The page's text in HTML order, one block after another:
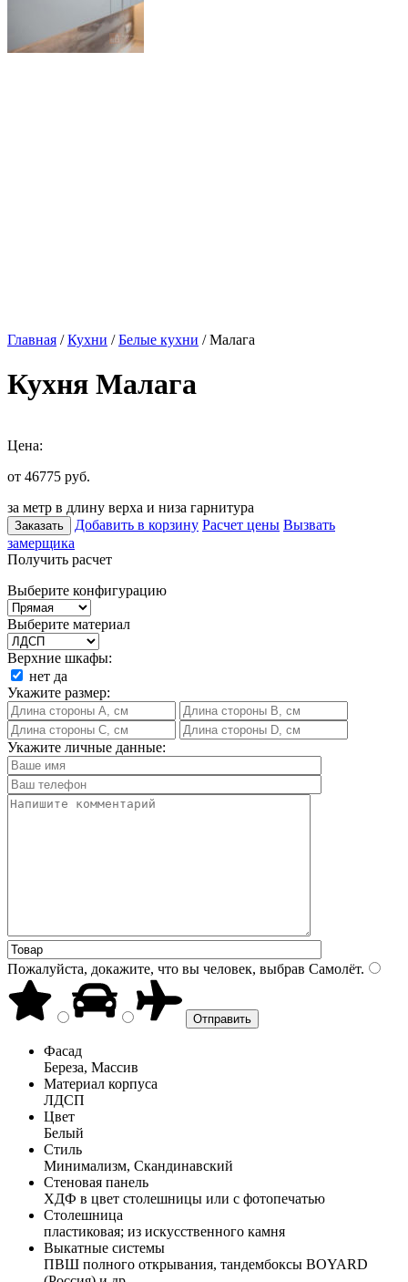
Главная /Кухни /Белые кухни / Малага
Кухня Малага
Цена:
от 46775 руб.
за метр в длину верха и низа гарнитура
Заказать Добавить в корзину Расчет цены Вызвать
замерщика
Получить расчет
Выберите конфигурацию
Выберите материал
Верхние шкафы:
нет да
Укажите размер:
Укажите личные данные:
Пожалуйста, докажите, что вы человек, выбрав Самолёт.
Фасад
Береза, Массив
Материал корпуса
ЛДСП
Цвет
Белый
Стиль
Минимализм, Скандинавский
Стеновая панель
ХДФ в цвет столешницы или с фотопечатью
Столешница
пластиковая; из искусственного камня
Выкатные системы
ПВШ полного открывания, тандембоксы BOYARD